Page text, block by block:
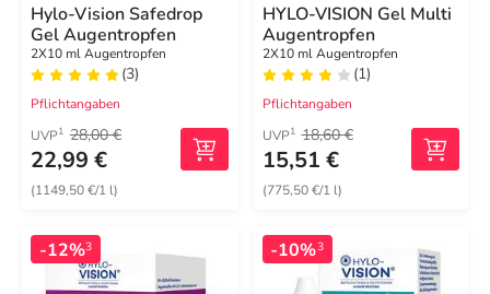
Hylo-Vision Safedrop
Gel Augentropfen
2X10 ml Augentropfen
(3)
Pflichtangaben
UVP1 28,00 €
22,99 €
(1149,50 €/1 l)
HYLO-VISION Gel Multi
Augentropfen
2X10 ml Augentropfen
(1)
Pflichtangaben
UVP1 18,60 €
15,51 €
(775,50 €/1 l)
-12%3 -10%3